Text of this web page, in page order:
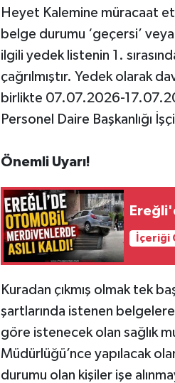
Heyet Kalemine müracaat
belge durumu ‘geçersi’
ilgili yedek listenin 1.
çağrılmıştır. Yedek olarak
birlikte 07.07.2026-
Personel Daire Başkanlığı
Önemli Uyarı!
İçeriği
Kuradan çıkmış olmak tek
şartlarında istenen
göre istenecek olan sağlık
Müdürlüğü’nce yapılacak
durumu olan kişiler işe